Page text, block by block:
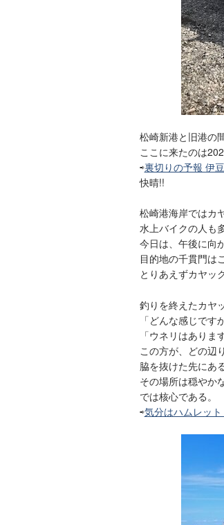
松崎新港と旧港の
ここに来たのは
⇨裏切りの予報 伊
快晴!!
松崎港海岸ではカ
水上バイクの人も多
今日は、午後に向
目的地の千貫門は
とりあえずカヤッ
釣りを終えたカヤ
「どんな感じです
「ウネリはあり
この方が、どの辺
脇を抜けた先にある
その場所は穏やか
では核心である。
⇨気分はハムレッ